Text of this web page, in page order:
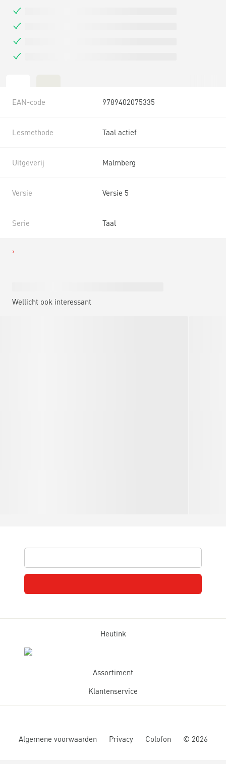
EAN-code 9789402075335
Lesmethode Taal actief
Uitgeverij Malmberg
Versie Versie 5
Serie Taal
Wellicht ook interessant
Heutink
Assortiment
Klantenservice
Algemene voorwaarden Privacy Colofon © 2026